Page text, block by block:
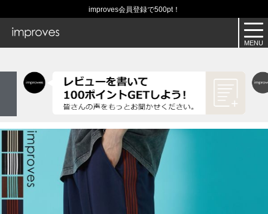
improves会員登録で500pt！